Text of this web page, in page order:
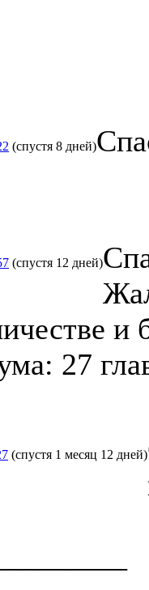
(спустя 8 дней)
(спустя 12 дней)
и
27
(спустя 1 месяц 12 дней)